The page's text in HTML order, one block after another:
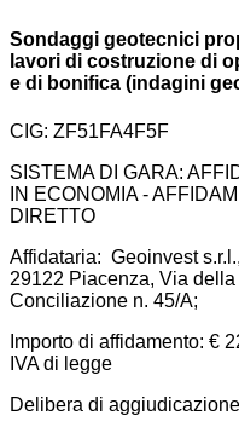
Sondaggi geotecnici
lavori di costruzione di
e di bonifica (indagini
CIG: ZF51FA4F5F
SISTEMA DI GARA:
IN ECONOMIA -
DIRETTO
Affidataria: Geoinvest
29122 Piacenza, Via della
Conciliazione n. 45/A;
Importo di affidamento: €
IVA di legge
Delibera di